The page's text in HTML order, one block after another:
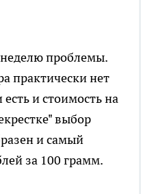
проблемы.
практически нет
и стоимость на
выбор
и самый
за 100 грамм.